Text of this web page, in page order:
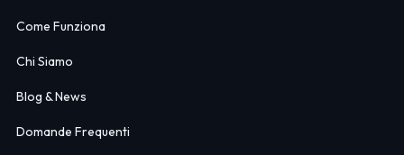
Come Funziona
Chi Siamo
Blog & News
Domande Frequenti